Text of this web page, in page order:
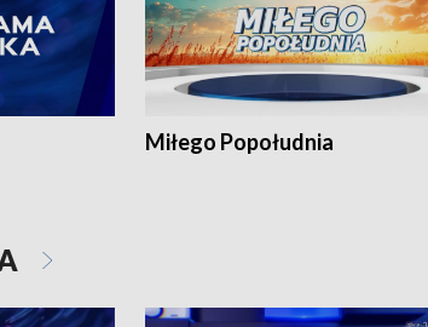
Miłego Popołudnia